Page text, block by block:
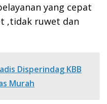
yang cepat
,tidak ruwet dan
Disperindag KBB
Murah